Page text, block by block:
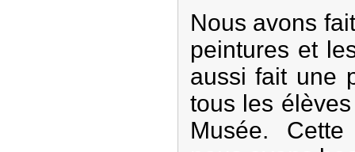
Nous avons
peintures et
aussi fait une
tous les
Musée.